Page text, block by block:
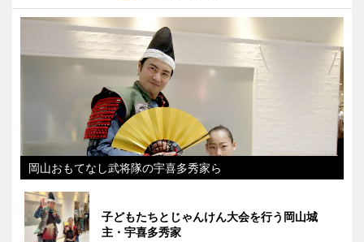
岡山おもてなし武将隊の宇喜多秀家ら
子どもたちとじゃんけん大会を行う岡山城
主・宇喜多秀家